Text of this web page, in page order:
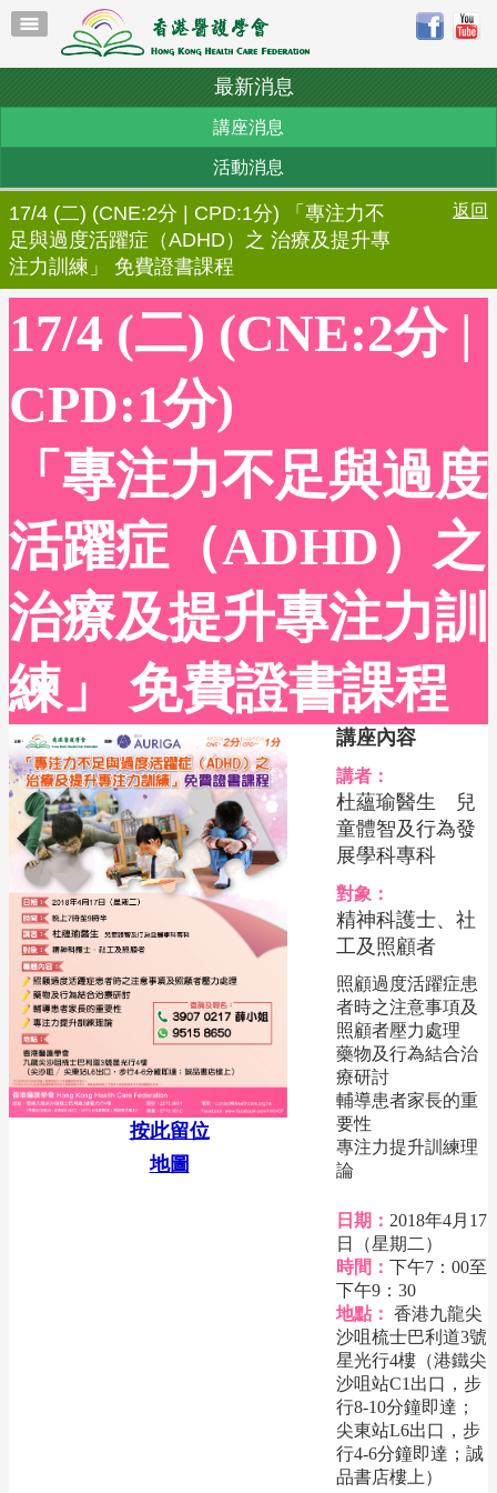
最新消息
講座消息
活動消息
17/4 (二) (CNE:2分 | CPD:1分) 「專注力不
足與過度活躍症（ADHD）之 治療及提升專
注力訓練」 免費證書課程
返回
17/4 (二) (CNE:2分 |
CPD:1分)
「專注力不足與過度
活躍症（ADHD）之
治療及提升專注力訓
練」 免費證書課程
按此留位
地圖
講座內容
講者：
杜蘊瑜醫生 兒
童體智及行為發
展學科專科
對象：
精神科護士、社
工及照顧者
照顧過度活躍症患
者時之注意事項及
照顧者壓力處理
藥物及行為結合治
療研討
輔導患者家長的重
要性
專注力提升訓練理
論
日期： 2018年4月17
日（星期二）
時間： 下午7：00至
下午9：30
地點： 香港九龍尖
沙咀梳士巴利道3號
星光行4樓（港鐵尖
沙咀站C1出口，步
行8-10分鐘即達；
尖東站L6出口，步
行4-6分鐘即達；誠
品書店樓上）